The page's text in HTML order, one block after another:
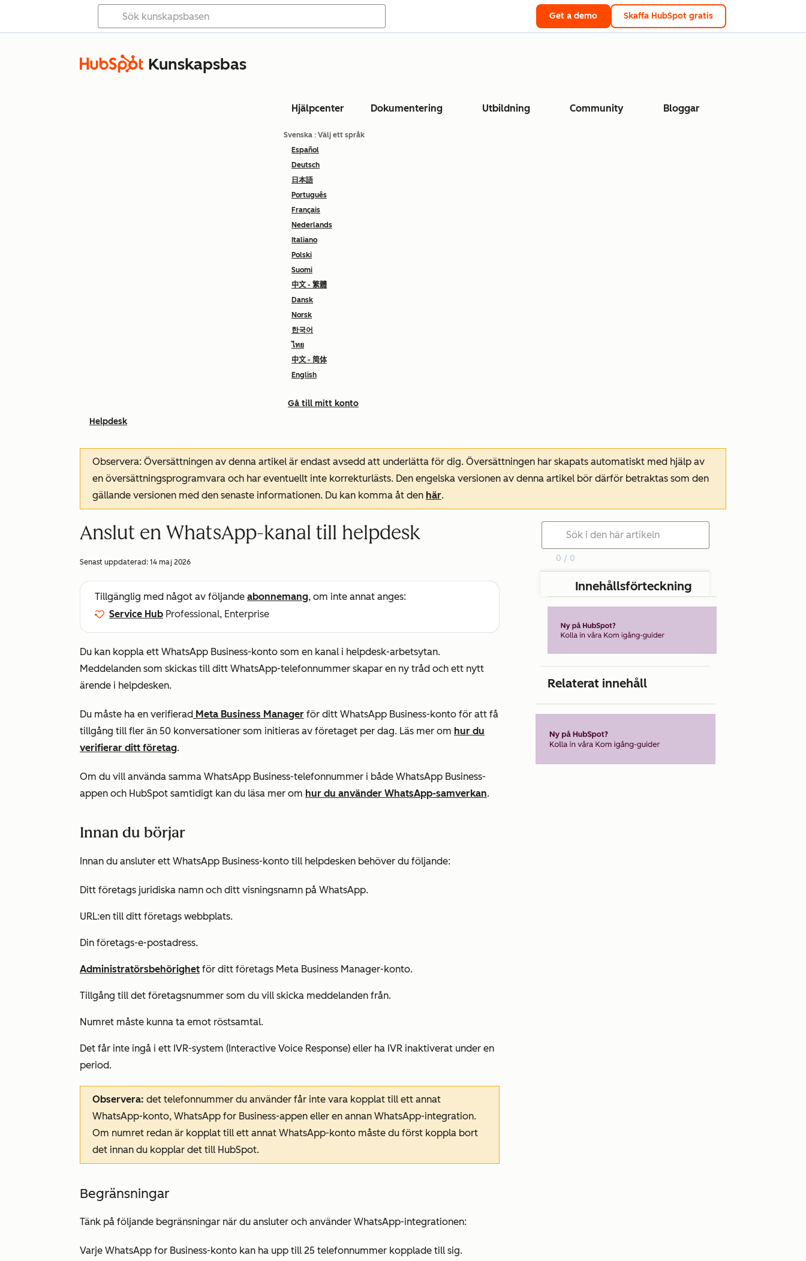
Get a demo Skaffa HubSpot gratis
Kunskapsbas
Hjälpcenter Dokumentering Utbildning Community Bloggar
Svenska : Välj ett språk
Español
Deutsch
日本語
Português
Français
Nederlands
Italiano
Polski
Suomi
中文 - 繁體
Dansk
Norsk
한국어
ไทย
中文 - 简体
English
Gå till mitt konto
Helpdesk
Observera: Översättningen av denna artikel är endast avsedd att underlätta för dig. Översättningen har skapats automatiskt med hjälp av
en översättningsprogramvara och har eventuellt inte korrekturlästs. Den engelska versionen av denna artikel bör därför betraktas som den
gällande versionen med den senaste informationen. Du kan komma åt den här.
Anslut en WhatsApp-kanal till helpdesk
Senast uppdaterad: 14 maj 2026
Tillgänglig med något av följande abonnemang, om inte annat anges:
Service Hub Professional, Enterprise
Du kan koppla ett WhatsApp Business-konto som en kanal i helpdesk-arbetsytan.
Meddelanden som skickas till ditt WhatsApp-telefonnummer skapar en ny tråd och ett nytt
ärende i helpdesken.
Du måste ha en verifierad Meta Business Manager för ditt WhatsApp Business-konto för att få
tillgång till fler än 50 konversationer som initieras av företaget per dag. Läs mer om hur du
verifierar ditt företag.
Om du vill använda samma WhatsApp Business-telefonnummer i både WhatsApp Business-
appen och HubSpot samtidigt kan du läsa mer om hur du använder WhatsApp-samverkan.
Innan du börjar
Innan du ansluter ett WhatsApp Business-konto till helpdesken behöver du följande:
Ditt företags juridiska namn och ditt visningsnamn på WhatsApp.
URL:en till ditt företags webbplats.
Din företags-e-postadress.
Administratörsbehörighet för ditt företags Meta Business Manager-konto.
Tillgång till det företagsnummer som du vill skicka meddelanden från.
Numret måste kunna ta emot röstsamtal.
Det får inte ingå i ett IVR-system (Interactive Voice Response) eller ha IVR inaktiverat under en
period.
Observera: det telefonnummer du använder får inte vara kopplat till ett annat
WhatsApp-konto, WhatsApp for Business-appen eller en annan WhatsApp-integration.
Om numret redan är kopplat till ett annat WhatsApp-konto måste du först koppla bort
det innan du kopplar det till HubSpot.
Begränsningar
Tänk på följande begränsningar när du ansluter och använder WhatsApp-integrationen:
Varje WhatsApp for Business-konto kan ha upp till 25 telefonnummer kopplade till sig.
0 / 0
Innehållsförteckning
Relaterat innehåll